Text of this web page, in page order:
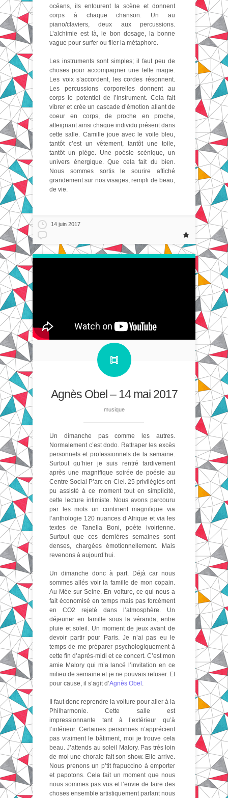
océans, ils entourent la scène et donnent
corps à chaque chanson. Un au
piano/claviers, deux aux percussions.
L’alchimie est là, le bon dosage, la bonne
vague pour surfer ou filer la métaphore.
Les instruments sont simples; il faut peu de
choses pour accompagner une telle magie.
Les voix s’accordent, les cordes résonnent.
Les percussions corporelles donnent au
corps le potentiel de l’instrument. Cela fait
vibrer et crée un cascade d’émotion allant de
coeur en corps, de proche en proche,
atteignant ainsi chaque individu présent dans
cette salle. Camille joue avec le voile bleu,
tantôt c’est un vêtement, tantôt une toile,
tantôt un piège. Une poésie scénique, un
univers énergique. Que cela fait du bien.
Nous sommes sortis le sourire affiché
grandement sur nos visages, rempli de beau,
de vie.
14 juin 2017
Agnès Obel – 14 mai 2017
musique
Un dimanche pas comme les autres.
Normalement c’est dodo. Rattraper les excès
personnels et professionnels de la semaine.
Surtout qu’hier je suis rentré tardivement
après une magnifique soirée de poésie au
Centre Social P’arc en Ciel. 25 privilégiés ont
pu assisté à ce moment tout en simplicité,
cette lecture intimiste. Nous avons parcouru
par les mots un continent magnifique via
l’anthologie 120 nuances d’Afrique et via les
textes de Tanella Boni, poète ivoirienne.
Surtout que ces dernières semaines sont
denses, chargées émotionnellement. Mais
revenons à aujourd’hui.
Un dimanche donc à part. Déjà car nous
sommes allés voir la famille de mon copain.
Au Mée sur Seine. En voiture, ce qui nous a
fait économisé en temps mais pas forcément
en CO2 rejeté dans l’atmosphère. Un
déjeuner en famille sous la véranda, entre
pluie et soleil. Un moment de jeux avant de
devoir partir pour Paris. Je n’ai pas eu le
temps de me préparer psychologiquement à
cette fin d’après-midi et ce concert. C’est mon
amie Malory qui m’a lancé l’invitation en ce
milieu de semaine et je ne pouvais refuser. Et
pour cause, il s’agit d’Agnès Obel .
Il faut donc reprendre la voiture pour aller à la
Philharmonie. Cette salle est
impressionnante tant à l’extérieur qu’à
l’intérieur. Certaines personnes n’apprécient
pas vraiment le bâtiment, moi je trouve cela
beau. J’attends au soleil Malory. Pas très loin
de moi une chorale fait son show. Elle arrive.
Nous prenons un p’tit frapuccino à emporter
et papotons. Cela fait un moment que nous
nous sommes pas vus et l’envie de faire des
choses ensemble artistiquement parlant nous